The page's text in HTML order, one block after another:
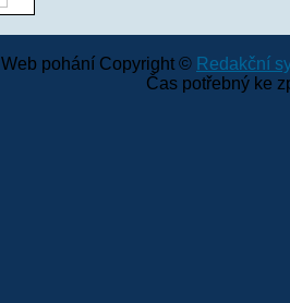
Web pohání Copyright © Redakční
Čas potřebný ke